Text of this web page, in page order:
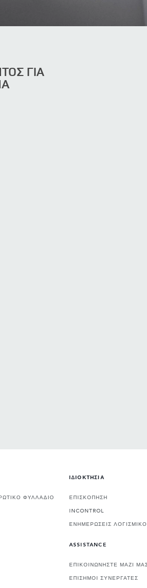
ΓΙΑ
ΦΥΛΛΑΔΙΟ
ΙΔΙΟΚΤΗΣΙΑ
ΕΠΙΣΚΟΠΗΣΗ
INCONTROL
ΕΝΗΜΕΡΩΣΕΙΣ
ASSISTANCE
ΕΠΙΚΟΙΝΩΝΗΣΤΕ ΜΑΖΙ
ΕΠΙΣΗΜΟΙ ΣΥΝΕΡΓΑΤΕΣ